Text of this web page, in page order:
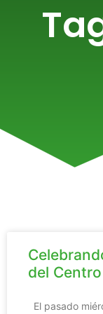
del
El pasado